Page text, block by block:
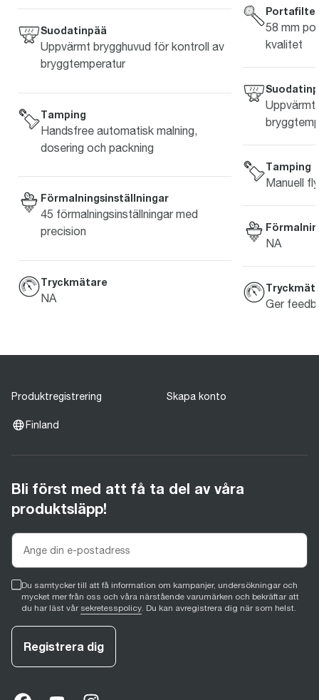
Suodatinpää
Uppvärmt brygghuvud för kontroll av
bryggtemperatur
Tamping
Handsfree automatisk malning,
dosering och packning
Förmalningsinställningar
45 förmalningsinställningar med
precision
Tryckmätare
NA
Portafilter
58 mm
kvalitet
Uppvärmt
Tamping
Manuell
NA
Ger
Produktregistrering Skapa konto
Finland
Bli först med att få ta del av våra
produktsläpp!
Du samtycker till att få information om kampanjer, undersökningar och
mycket mer från oss och våra närstående varumärken och bekräftar att
du har läst vår sekretesspolicy. Du kan avregistrera dig när som helst.
Registrera dig